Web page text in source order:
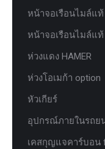
หน้าจอเรือนไมล์แท้
หน้าจอเรือนไมล์แท้
ห่วงแดง HAMER
ห่วงโอเมก้า option
หัวเกียร์
อุปกรณ์ภายในรถยน
เคสกุญแจคาร์บอน